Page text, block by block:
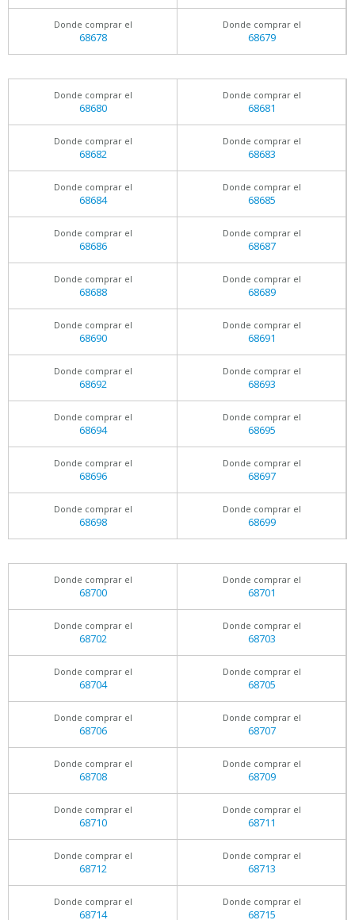
Donde comprar el
68678
Donde comprar el
68679
Donde comprar el
68680
Donde comprar el
68681
Donde comprar el
68682
Donde comprar el
68683
Donde comprar el
68684
Donde comprar el
68685
Donde comprar el
68686
Donde comprar el
68687
Donde comprar el
68688
Donde comprar el
68689
Donde comprar el
68690
Donde comprar el
68691
Donde comprar el
68692
Donde comprar el
68693
Donde comprar el
68694
Donde comprar el
68695
Donde comprar el
68696
Donde comprar el
68697
Donde comprar el
68698
Donde comprar el
68699
Donde comprar el
68700
Donde comprar el
68701
Donde comprar el
68702
Donde comprar el
68703
Donde comprar el
68704
Donde comprar el
68705
Donde comprar el
68706
Donde comprar el
68707
Donde comprar el
68708
Donde comprar el
68709
Donde comprar el
68710
Donde comprar el
68711
Donde comprar el
68712
Donde comprar el
68713
Donde comprar el
68714
Donde comprar el
68715